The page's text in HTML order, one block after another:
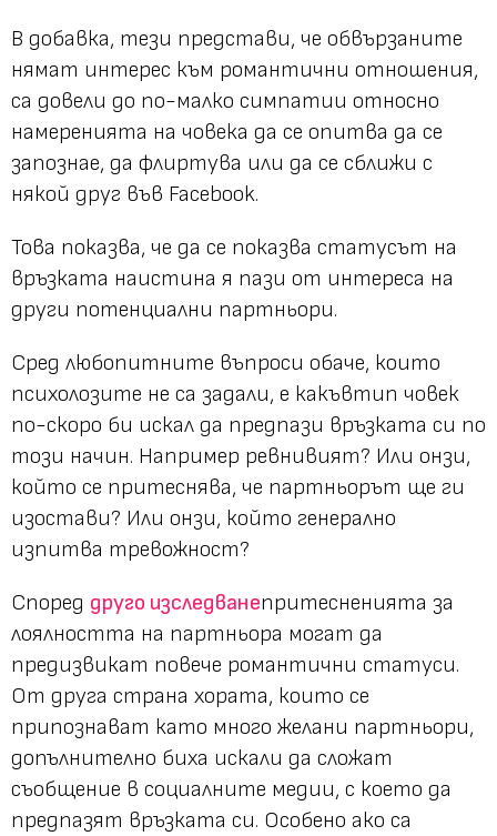
В добавка, тези представи, че обвързаните
нямат интерес към романтични отношения,
са довели до по-малко симпатии относно
намеренията на човека да се опитва да се
запознае, да флиртува или да се сближи с
някой друг във Facebook.
Това показва, че да се показва статусът на
връзката наистина я пази от интереса на
други потенциални партньори.
Сред любопитните въпроси обаче, които
психолозите нe са задали, е какъвтип човек
по-скоро би искал да предпази връзката си по
този начин. Например ревнивият? Или онзи,
който се притеснява, че партньорът ще ги
изостави? Или онзи, който генерално
изпитва тревожност?
Според друго изследванепритесненията за
лоялността на партньора могат да
предизвикат повече романтични статуси.
От друга страна хората, които се
припознават като много желани партньори,
допълнително биха искали да сложат
съобщение в социалните медии, с което да
предпазят връзката си. Особено ако са